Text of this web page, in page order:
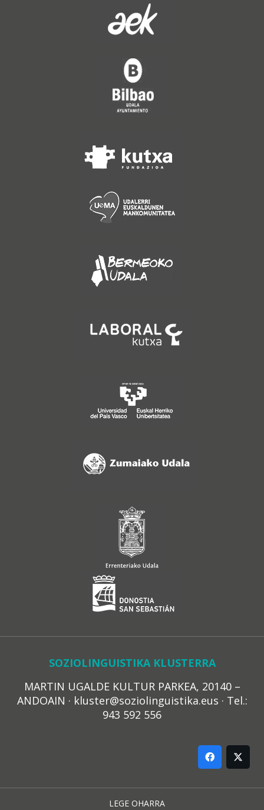
SOZIOLINGUISTIKA KLUSTERRA
MARTIN UGALDE KULTUR PARKEA, 20140 –
ANDOAIN · kluster@soziolinguistika.eus · Tel.:
943 592 556
LEGE OHARRA